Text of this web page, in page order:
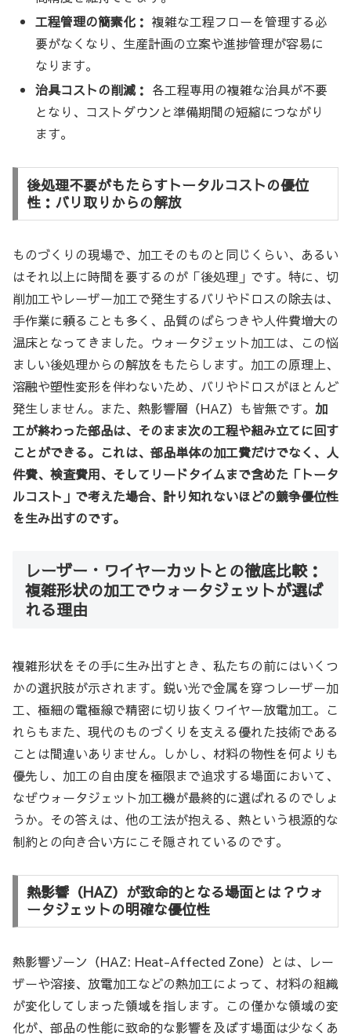
工程管理の簡素化： 複雑な工程フローを管理する必
要がなくなり、生産計画の立案や進捗管理が容易に
なります。
治具コストの削減： 各工程専用の複雑な治具が不要
となり、コストダウンと準備期間の短縮につながり
ます。
後処理不要がもたらすトータルコストの優位
性：バリ取りからの解放
ものづくりの現場で、加工そのものと同じくらい、あるい
はそれ以上に時間を要するのが「後処理」です。特に、切
削加工やレーザー加工で発生するバリやドロスの除去は、
手作業に頼ることも多く、品質のばらつきや人件費増大の
温床となってきました。ウォータジェット加工は、この悩
ましい後処理からの解放をもたらします。加工の原理上、
溶融や塑性変形を伴わないため、バリやドロスがほとんど
発生しません。また、熱影響層（HAZ）も皆無です。 加
工が終わった部品は、そのまま次の工程や組み立てに回す
ことができる。これは、部品単体の加工費だけでなく、人
件費、検査費用、そしてリードタイムまで含めた「トータ
ルコスト」で考えた場合、計り知れないほどの競争優位性
を生み出すのです。
レーザー・ワイヤーカットとの徹底比較：
複雑形状の加工でウォータジェットが選ば
れる理由
複雑形状をその手に生み出すとき、私たちの前にはいくつ
かの選択肢が示されます。鋭い光で金属を穿つレーザー加
工、極細の電極線で精密に切り抜くワイヤー放電加工。こ
れらもまた、現代のものづくりを支える優れた技術である
ことは間違いありません。しかし、材料の物性を何よりも
優先し、加工の自由度を極限まで追求する場面において、
なぜウォータジェット加工機が最終的に選ばれるのでしょ
うか。その答えは、他の工法が抱える、熱という根源的な
制約との向き合い方にこそ隠されているのです。
熱影響（HAZ）が致命的となる場面とは？ウォ
ータジェットの明確な優位性
熱影響ゾーン（HAZ: Heat-Affected Zone）とは、レー
ザーや溶接、放電加工などの熱加工によって、材料の組織
が変化してしまった領域を指します。この僅かな領域の変
化が、部品の性能に致命的な影響を及ぼす場面は少なくあ